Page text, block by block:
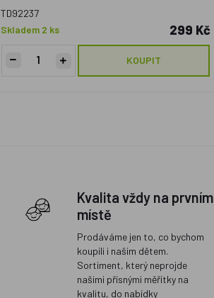
TD92237
Skladem 2 ks
299 Kč
KOUPIT
Kvalita vždy na prvním
místě
Prodáváme jen to, co bychom
koupili i našim dětem.
Sortiment, který neprojde
našimi přísnými měřítky na
kvalitu, do nabídky